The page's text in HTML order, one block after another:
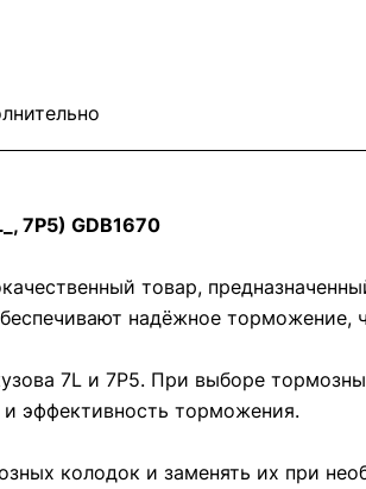
7P5) GDB1670
товар,
надёжное торможение,
7L и 7P5. При выборе
эффективность торможения.
колодок и заменять их при